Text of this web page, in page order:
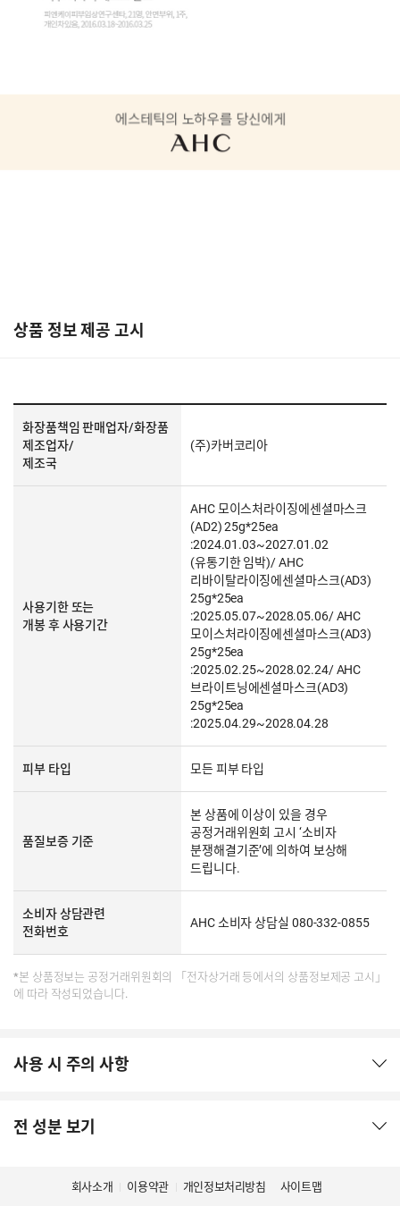
상품 정보 제공 고시
화장품책임 판매업자/화장품
제조업자/
제조국
(주)카버코리아
사용기한 또는
개봉 후 사용기간
AHC 모이스처라이징에센셜마스크
(AD2) 25g*25ea
:2024.01.03~2027.01.02
(유통기한 임박)/ AHC
리바이탈라이징에센셜마스크(AD3)
25g*25ea
:2025.05.07~2028.05.06/ AHC
모이스처라이징에센셜마스크(AD3)
25g*25ea
:2025.02.25~2028.02.24/ AHC
브라이트닝에센셜마스크(AD3)
25g*25ea
:2025.04.29~2028.04.28
피부 타입 모든 피부 타입
품질보증 기준
본 상품에 이상이 있을 경우
공정거래위원회 고시 ‘소비자
분쟁해결기준’에 의하여 보상해
드립니다.
소비자 상담관련
전화번호
AHC 소비자 상담실 080-332-0855
*본 상품정보는 공정거래위원회의 「전자상거래 등에서의 상품정보제공 고시」
에 따라 작성되었습니다.
사용 시 주의 사항
전 성분 보기
회사소개 이용약관 개인정보처리방침
사이트맵